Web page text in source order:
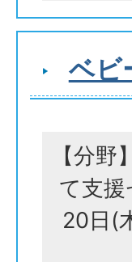
ベビ
【分
て支
20日(